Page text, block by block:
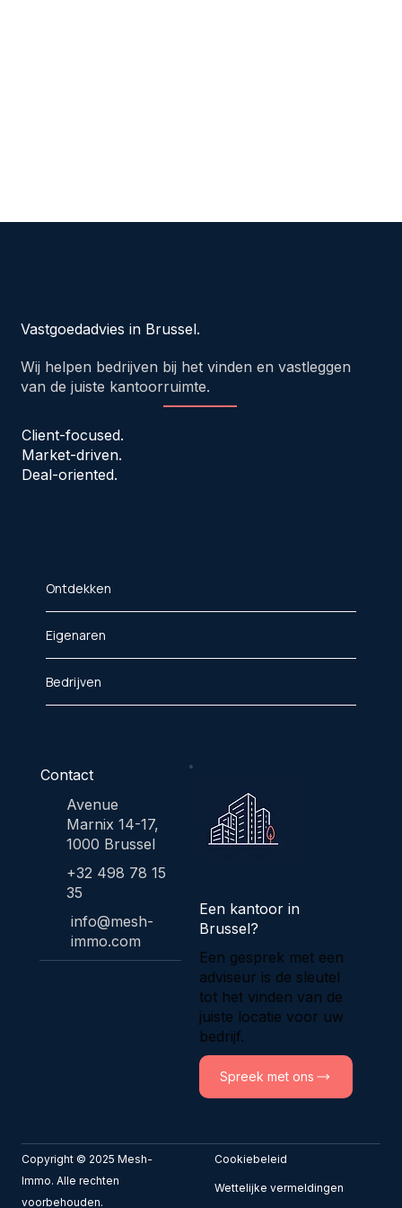
Vastgoedadvies in Brussel.
Wij helpen bedrijven bij het vinden en vastleggen
van de juiste kantoorruimte.
Client-focused.
Market-driven.
Deal-oriented.
Ontdekken
Eigenaren
Bedrijven
Contact
Avenue
Marnix 14-17,
1000 Brussel
+32 498 78 15
35
info@mesh-
immo.com
Een kantoor in
Brussel?
Een gesprek met een
adviseur is de sleutel
tot het vinden van de
juiste locatie voor uw
bedrijf.
Spreek met ons
Copyright © 2025 Mesh-
Immo. Alle rechten
voorbehouden.
Cookiebeleid
​Wettelijke vermeldingen